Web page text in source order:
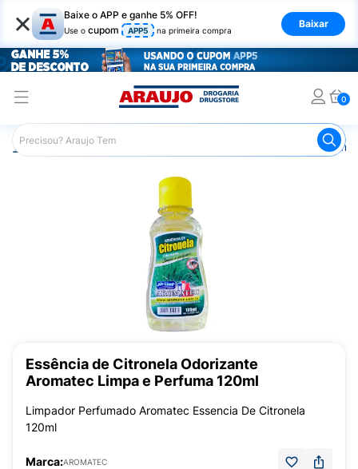
× Baixe o APP e ganhe 5% OFF!
Use o cupom APP5 na primeira compra
Baixar
0
Araujo Mercado Limpeza em
Essência de Citronela Odorizante
Aromatec Limpa e Perfuma 120ml
Limpador Perfumado Aromatec Essencia De Citronela
120ml
Marca:AROMATEC